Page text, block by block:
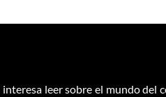
leer sobre el mundo